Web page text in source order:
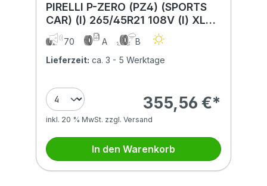
PIRELLI P-ZERO (PZ4) (SPORTS
CAR) (I) 265/45R21 108V (I) XL
ELECT MFS BSW PNCS
70 A
B
Lieferzeit: ca. 3 - 5 Werktage
355,56 €*
inkl. 20 % MwSt. zzgl. Versand
In den Warenkorb